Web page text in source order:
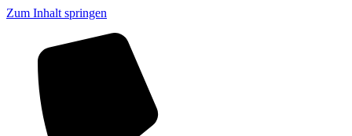
Zum Inhalt springen